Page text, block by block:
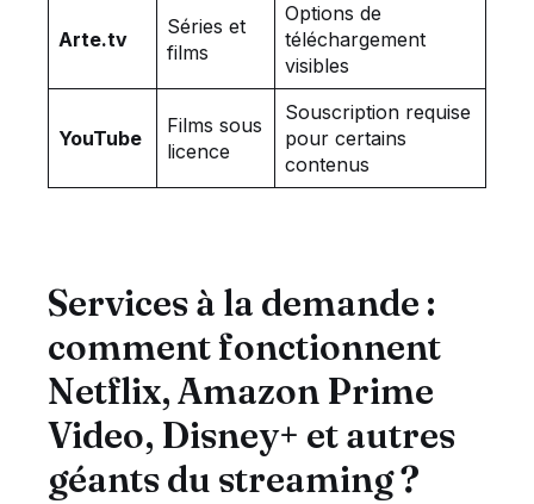
Arte.tv
Séries et
films
Options de
téléchargement
visibles
YouTube
Films sous
licence
Souscription requise
pour certains
contenus
Services à la demande :
comment fonctionnent
Netflix, Amazon Prime
Video, Disney+ et autres
géants du streaming ?